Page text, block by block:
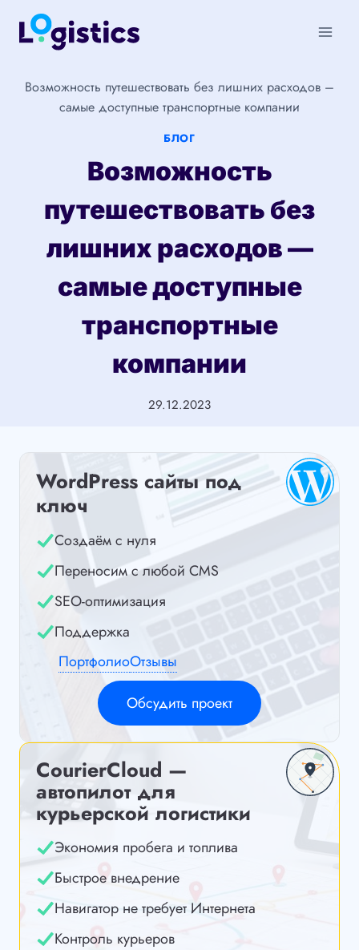
Перейти
Возможность путешествовать без лишних расходов –
самые доступные транспортные компании
БЛОГ
Возможность
путешествовать без
лишних расходов —
самые доступные
транспортные
компании
29.12.2023
WordPress сайты под
ключ
Создаём с нуля
Переносим с любой CMS
SEO-оптимизация
Поддержка
ПортфолиоОтзывы
Обсудить проект
CourierCloud —
автопилот для
курьерской логистики
Экономия пробега и топлива
Быстрое внедрение
Навигатор не требует Интернета
Контроль курьеров